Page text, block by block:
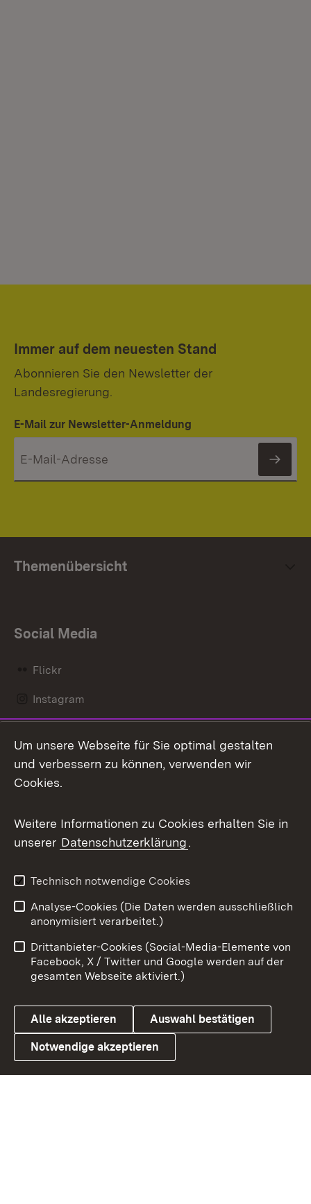
Immer auf dem neuesten Stand
Abonnieren Sie den Newsletter der
Landesregierung.
E-Mail zur Newsletter-Anmeldung
Themenübersicht
Social Media
Flickr
Instagram
Mastodon
Messenger
Social Wall
X / Twitter
Youtube
Link zum Landesportal
Benutzungshinweise
Barrierefreiheit
Datenschutz
Cookies
Um unsere Webseite für Sie optimal gestalten
und verbessern zu können, verwenden wir
Cookies.
Weitere Informationen zu Cookies erhalten Sie in
unserer Datenschutzerklärung.
Technisch notwendige Cookies
Analyse-Cookies (Die Daten werden ausschließlich
anonymisiert verarbeitet.)
Drittanbieter-Cookies (Social-Media-Elemente von
Facebook, X / Twitter und Google werden auf der
gesamten Webseite aktiviert.)
Alle akzeptieren Auswahl bestätigen
Notwendige akzeptieren